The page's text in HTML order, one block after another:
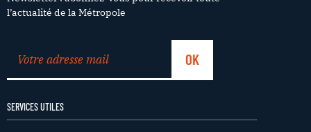
l’actualité de la Métropole
SERVICES UTILES